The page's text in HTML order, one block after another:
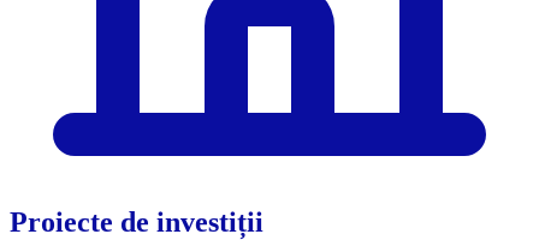
Proiecte de investiții